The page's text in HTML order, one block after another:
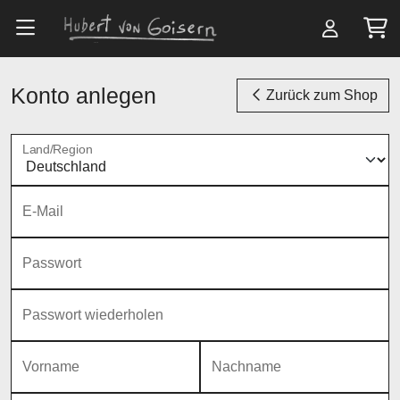
Zum Hauptinhalt springen
Konto anlegen Zurück zum Shop
Land/Region
E-Mail
Passwort
Passwort wiederholen
Vorname Nachname